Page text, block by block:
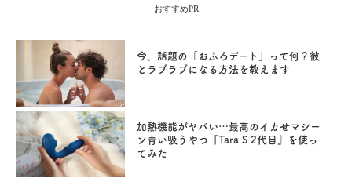
おすすめPR
今、話題の「おふろデート」って何？彼
とラブラブになる方法を教えます
加熱機能がヤバい…最高のイカせマシー
ン青い吸うやつ『Tara S 2代目』を使っ
てみた